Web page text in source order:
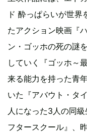
ド 酔っぱらいが世界
たアクション映画『
ン・ゴッホの死の謎
していく『ゴッホ～
来る能力を持った青
いた『アバウト・タ
人になった3人の同
フタースクール』、